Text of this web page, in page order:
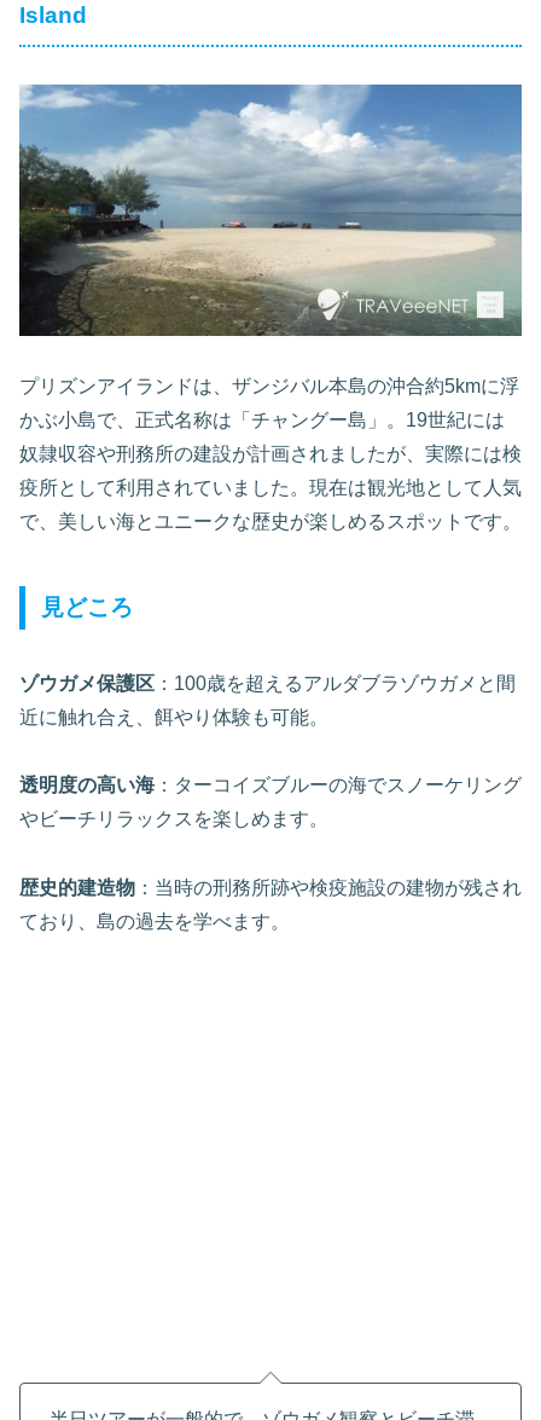
Island
プリズンアイランドは、ザンジバル本島の沖合約5kmに浮
かぶ小島で、正式名称は「チャングー島」。19世紀には
奴隷収容や刑務所の建設が計画されましたが、実際には検
疫所として利用されていました。現在は観光地として人気
で、美しい海とユニークな歴史が楽しめるスポットです。
見どころ
ゾウガメ保護区 ：100歳を超えるアルダブラゾウガメと間
近に触れ合え、餌やり体験も可能。
透明度の高い海 ：ターコイズブルーの海でスノーケリング
やビーチリラックスを楽しめます。
歴史的建造物 ：当時の刑務所跡や検疫施設の建物が残され
ており、島の過去を学べます。